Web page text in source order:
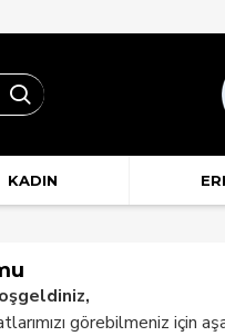
KADIN
görebilmeniz için